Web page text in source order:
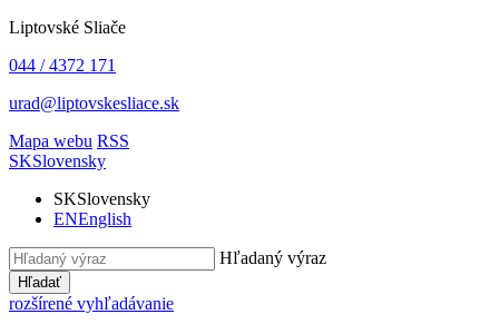
Liptovské Sliače
044 / 4372 171
urad@liptovskesliace.sk
Mapa webu RSS
SKSlovensky
SKSlovensky
ENEnglish
Hľadaný výraz
Hľadať
rozšírené vyhľadávanie